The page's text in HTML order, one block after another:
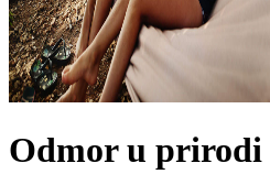
Odmor u prirodi